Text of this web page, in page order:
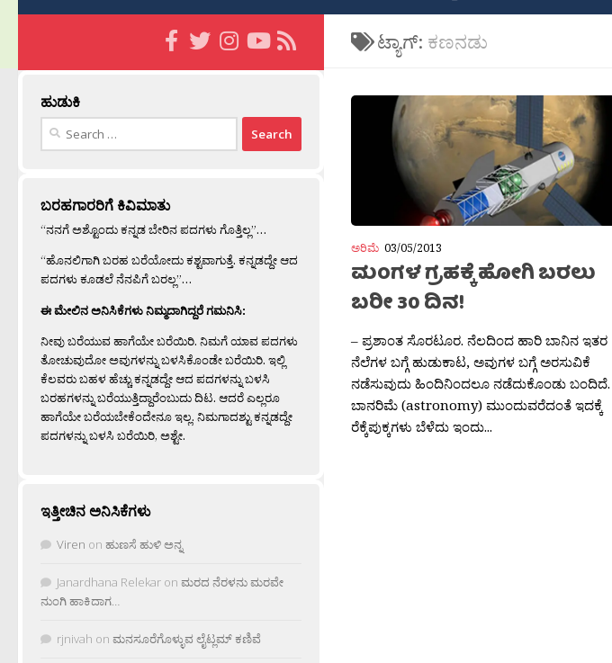
ಟ್ಯಾಗ್: ಕಣನಡು
ಅರಿಮೆ 03/05/2013
ಮಂಗಳ ಗ್ರಹಕ್ಕೆ ಹೋಗಿ ಬರಲು
ಬರೀ 30 ದಿನ!
– ಪ್ರಶಾಂತ ಸೊರಟೂರ. ನೆಲದಿಂದ ಹಾರಿ ಬಾನಿನ ಇತರ
ನೆಲೆಗಳ ಬಗ್ಗೆ ಹುಡುಕಾಟ, ಅವುಗಳ ಬಗ್ಗೆ ಅರಸುವಿಕೆ
ನಡೆಸುವುದು ಹಿಂದಿನಿಂದಲೂ ನಡೆದುಕೊಂಡು ಬಂದಿದೆ.
ಬಾನರಿಮೆ (astronomy) ಮುಂದುವರೆದಂತೆ ಇದಕ್ಕೆ
ರೆಕ್ಕೆಪುಕ್ಕಗಳು ಬೆಳೆದು ಇಂದು...
ಹುಡುಕಿ
Search
ಬರಹಗಾರರಿಗೆ ಕಿವಿಮಾತು
“ನನಗೆ ಅಶ್ಟೊಂದು ಕನ್ನಡ ಬೇರಿನ ಪದಗಳು ಗೊತ್ತಿಲ್ಲ”…
“ಹೊನಲಿಗಾಗಿ ಬರಹ ಬರೆಯೋದು ಕಶ್ಟವಾಗುತ್ತೆ. ಕನ್ನಡದ್ದೇ ಆದ
ಪದಗಳು ಕೂಡಲೆ ನೆನಪಿಗೆ ಬರಲ್ಲ”…
ಈ ಮೇಲಿನ ಅನಿಸಿಕೆಗಳು ನಿಮ್ಮದಾಗಿದ್ದರೆ ಗಮನಿಸಿ:
ನೀವು ಬರೆಯುವ ಹಾಗೆಯೇ ಬರೆಯಿರಿ. ನಿಮಗೆ ಯಾವ ಪದಗಳು
ತೋಚುವುದೋ ಅವುಗಳನ್ನು ಬಳಸಿಕೊಂಡೇ ಬರೆಯಿರಿ. ಇಲ್ಲಿ
ಕೆಲವರು ಬಹಳ ಹೆಚ್ಚು ಕನ್ನಡದ್ದೇ ಆದ ಪದಗಳನ್ನು ಬಳಸಿ
ಬರಹಗಳನ್ನು ಬರೆಯುತ್ತಿದ್ದಾರೆಂಬುದು ದಿಟ. ಆದರೆ ಎಲ್ಲರೂ
ಹಾಗೆಯೇ ಬರೆಯಬೇಕೆಂದೇನೂ ಇಲ್ಲ. ನಿಮಗಾದಶ್ಟು ಕನ್ನಡದ್ದೇ
ಪದಗಳನ್ನು ಬಳಸಿ ಬರೆಯಿರಿ, ಅಶ್ಟೇ.
ಇತ್ತೀಚಿನ ಅನಿಸಿಕೆಗಳು
Viren on ಹುಣಸೆ ಹುಳಿ ಅನ್ನ
Janardhana Relekar on ಮರದ ನೆರಳನು ಮರವೇ
ನುಂಗಿ ಹಾಕಿದಾಗ…
rjnivah on ಮನಸೂರೆಗೊಳ್ಳುವ ಲೈಟ್ಲಮ್ ಕಣಿವೆ